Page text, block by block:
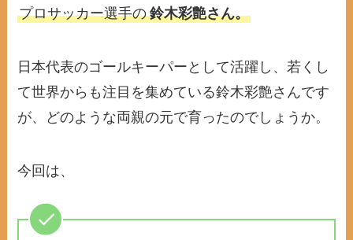
プロサッカー選手の 鈴木彩艶さん。
日本代表のゴールキーパーとして活躍し、若くし
て世界からも注目を集めている鈴木彩艶さんです
が、どのような両親の元で育ったのでしょうか。
今回は、